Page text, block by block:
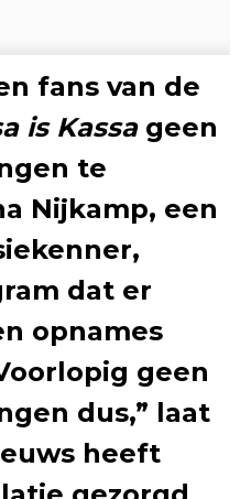
fans van de
is Kassageen
te
Nijkamp, een
dat er
opnames
geen
dus,” laat
heeft